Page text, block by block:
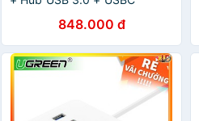
848.000 đ